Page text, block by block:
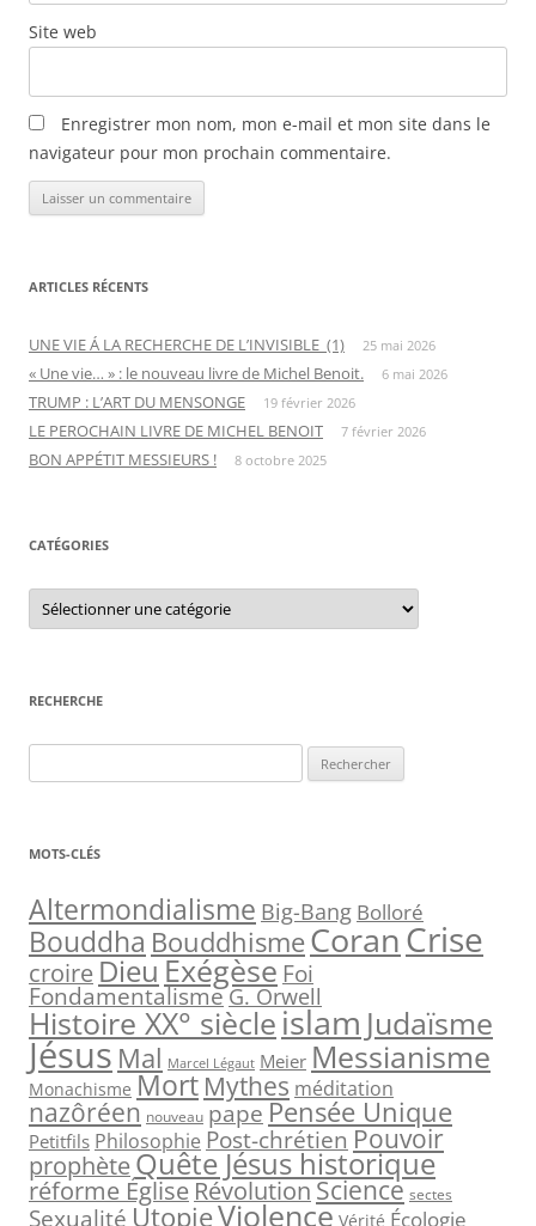
Site web
Enregistrer mon nom, mon e-mail et mon site dans le
navigateur pour mon prochain commentaire.
ARTICLES RÉCENTS
UNE VIE Á LA RECHERCHE DE L’INVISIBLE (1) 25 mai 2026
« Une vie… » : le nouveau livre de Michel Benoit. 6 mai 2026
TRUMP : L’ART DU MENSONGE 19 février 2026
LE PEROCHAIN LIVRE DE MICHEL BENOIT 7 février 2026
BON APPÉTIT MESSIEURS ! 8 octobre 2025
CATÉGORIES
C
t
r
i
s
RECHERCHE
e
h
r
c
h
e
r
:
MOTS-CLÉS
Altermondialisme Big-Bang Bolloré
Bouddha BouddhismeCoranCrise
croire DieuExégèse Foi
Fondamentalisme G. Orwell
Histoire XX° siècleislam Judaïsme
Jésus Mal Marcel Légaut Meier Messianisme
Monachisme Mort Mythes méditation
nazôréen nouveau papePensée Unique
Petitfils Philosophie Post-chrétien Pouvoir
prophèteQuête Jésus historique
réforme Église RévolutionScience sectes
Sexualité UtopieViolence Vérité Écologie